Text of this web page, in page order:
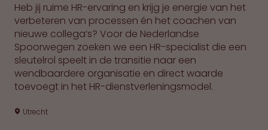
Heb jij ruime HR-ervaring en krijg je energie van het
verbeteren van processen én het coachen van
nieuwe collega’s? Voor de Nederlandse
Spoorwegen zoeken we een HR-specialist die een
sleutelrol speelt in de transitie naar een
wendbaardere organisatie en direct waarde
toevoegt in het HR-dienstverleningsmodel.
Utrecht